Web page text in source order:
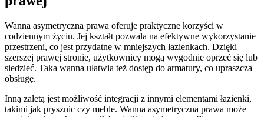
Wanna asymetryczna prawa oferuje praktyczne korzyści w
codziennym życiu. Jej kształt pozwala na efektywne wykorzystanie
przestrzeni, co jest przydatne w mniejszych łazienkach. Dzięki
szerszej prawej stronie, użytkownicy mogą wygodnie oprzeć się lub
siedzieć. Taka wanna ułatwia też dostęp do armatury, co upraszcza
obsługę.
Inną zaletą jest możliwość integracji z innymi elementami łazienki,
takimi jak prysznic czy meble. Wanna asymetryczna prawa może